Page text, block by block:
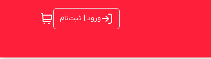
ورود | ثبت‌نام